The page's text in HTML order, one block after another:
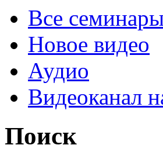
Все
Новое видео
Аудио
Видеоканал
Поиск